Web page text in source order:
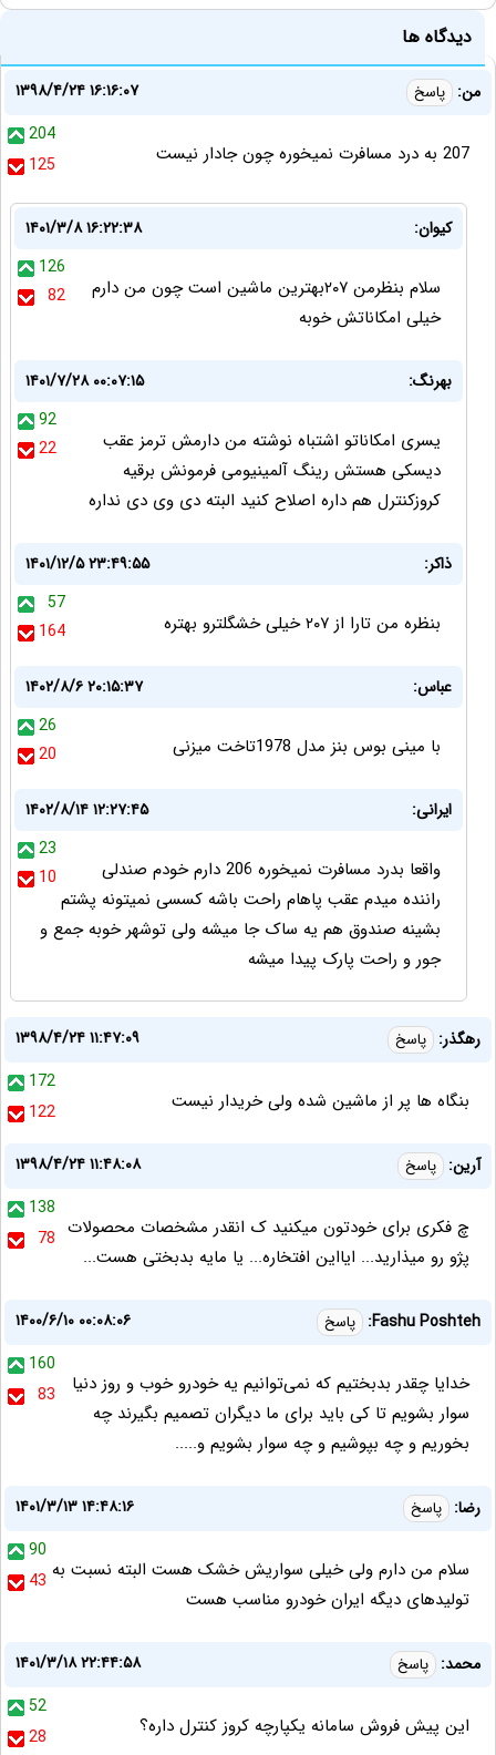
دیدگاه ها
من: پاسخ
۱۳۹۸/۴/۲۴ ۱۶:۱۶:۰۷
204
125
207 به درد مسافرت نمیخوره چون جادار نیست
کیوان:
۱۴۰۱/۳/۸ ۱۶:۲۲:۳۸
126
82
سلام بنظرمن ۲۰۷بهترین ماشین است چون من دارم
خیلی امکاناتش خوبه
بهرنگ:
۱۴۰۱/۷/۲۸ ۰۰:۰۷:۱۵
92
22
یسری امکاناتو اشتباه نوشته من دارمش ترمز عقب
دیسکی هستش رینگ آلمینیومی فرمونش برقیه
کروزکنترل هم داره اصلاح کنید البته دی وی دی نداره
ذاکر:
۱۴۰۱/۱۲/۵ ۲۳:۴۹:۵۵
57
164
بنظره من تارا از ۲۰۷ خیلی خشگلترو بهتره
عباس:
۱۴۰۲/۸/۶ ۲۰:۱۵:۳۷
26
20
با مینی بوس بنز مدل 1978تاخت میزنی
ایرانی:
۱۴۰۲/۸/۱۴ ۱۲:۲۷:۴۵
23
10
واقعا بدرد مسافرت نمیخوره 206 دارم خودم صندلی
راننده میدم عقب پاهام راحت باشه کسسی نمیتونه پشتم
بشینه صندوق هم یه ساک جا میشه ولی توشهر خوبه جمع و
جور و راحت پارک پیدا میشه
رهگذر: پاسخ
۱۳۹۸/۴/۲۴ ۱۱:۴۷:۰۹
172
122
بنگاه ها پر از ماشین شده ولی خریدار نیست
آرین: پاسخ
۱۳۹۸/۴/۲۴ ۱۱:۴۸:۰۸
138
78 چ فکری برای خودتون میکنید ک انقدر مشخصات محصولات
پژو رو میذارید... ایااین افتخاره... یا مایه بدبختی هست...
Fashu Poshteh: پاسخ
۱۴۰۰/۶/۱۰ ۰۰:۰۸:۰۶
160
83
خدایا چقدر بدبختیم که نمی‌توانیم یه خودرو خوب و روز دنیا
سوار بشویم تا کی باید برای ما دیگران تصمیم بگیرند چه
بخوریم و چه بپوشیم و چه سوار بشویم و.....
رضا: پاسخ
۱۴۰۱/۳/۱۳ ۱۴:۴۸:۱۶
90
43 سلام من دارم ولی خیلی سواریش خشک هست البته نسبت به
تولیدهای دیگه ایران خودرو مناسب هست
محمد: پاسخ
۱۴۰۱/۳/۱۸ ۲۲:۴۴:۵۸
52
28
این پیش فروش سامانه یکپارچه کروز کنترل داره؟